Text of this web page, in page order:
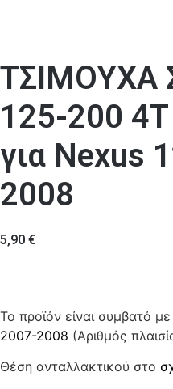
ΤΣΙΜΟΥΧΑ
125-200
για Nexus
2008
5,90 €
Το προϊόν είναι συμβατό
2007-2008 (Αριθμός
Θέση ανταλλακτικού στο